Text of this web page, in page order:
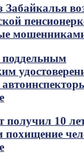
Забайкалья
поддельным
получил 10
похищение